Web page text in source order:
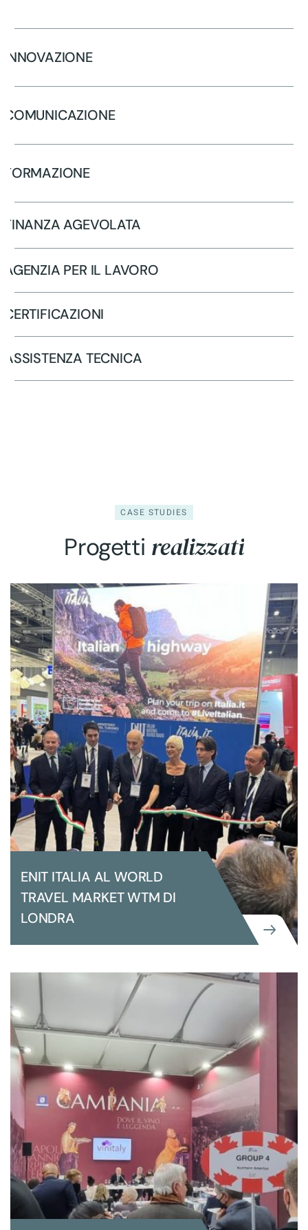
INNOVAZIONE
COMUNICAZIONE
FORMAZIONE
FINANZA AGEVOLATA
AGENZIA PER IL LAVORO
CERTIFICAZIONI
ASSISTENZA TECNICA
CASE STUDIES
Progetti realizzati
ENIT ITALIA AL WORLD
TRAVEL MARKET WTM DI
LONDRA
GRANDI EVENTI ISTITUZIONALI
ENIT ITALIA AL WORLD TRAVEL
MARKET WTM DI LONDRA